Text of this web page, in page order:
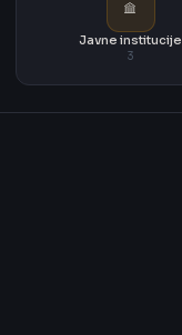
Javne institucije
3